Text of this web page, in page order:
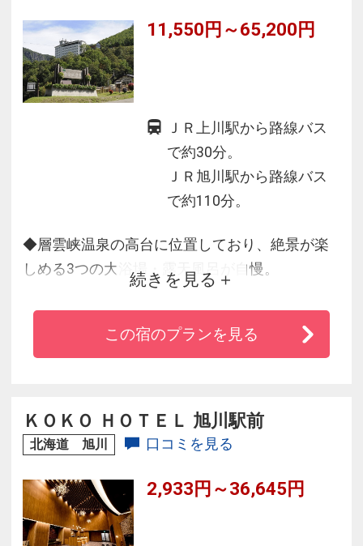
11,550円～65,200円
ＪＲ上川駅から路線バス
で約30分。
ＪＲ旭川駅から路線バス
で約110分。
◆層雲峡温泉の高台に位置しており、絶景が楽
しめる3つの大浴場・露天風呂が自慢。
◆ビュッフェダイニングでは、大雪山の恵みが
育んだ上川近郊の食材をふんだんに使用。出来
立ての料理が味わえるライブキッチンも大人
3000点以上の品揃え。
◆改装した新しいロビーでは、フリードリンク
続きを見る
この宿のプランを見る
ＫＯＫＯ ＨＯＴＥＬ 旭川駅前
北海道 旭川 口コミを見る
2,933円～36,645円